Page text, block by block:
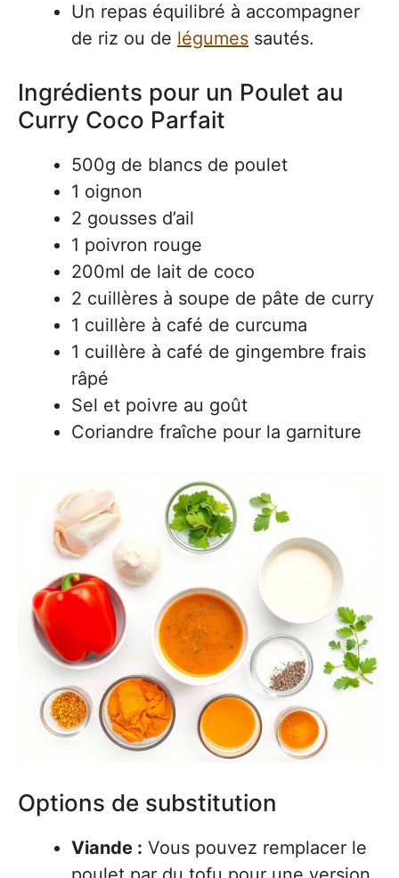
Un repas équilibré à accompagner
de riz ou de légumes sautés.
Ingrédients pour un Poulet au
Curry Coco Parfait
500g de blancs de poulet
1 oignon
2 gousses d’ail
1 poivron rouge
200ml de lait de coco
2 cuillères à soupe de pâte de curry
1 cuillère à café de curcuma
1 cuillère à café de gingembre frais
râpé
Sel et poivre au goût
Coriandre fraîche pour la garniture
Options de substitution
Viande : Vous pouvez remplacer le